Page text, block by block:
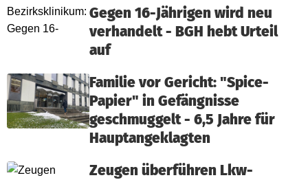
Gegen 16-Jährigen wird neu
verhandelt - BGH hebt Urteil
auf
Familie vor Gericht: "Spice-
Papier" in Gefängnisse
geschmuggelt - 6,5 Jahre für
Hauptangeklagten
Zeugen überführen Lkw-